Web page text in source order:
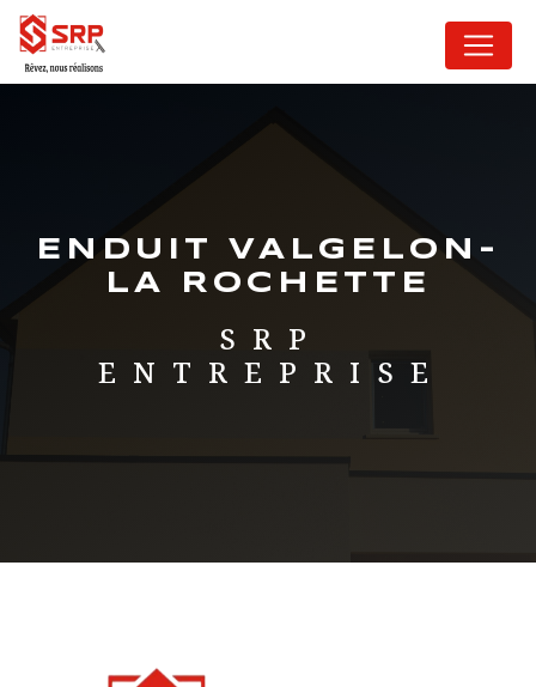
ENDUIT VALGELON-
LA ROCHETTE
SRP
ENTREPRISE
Panneau de gestion des cookies